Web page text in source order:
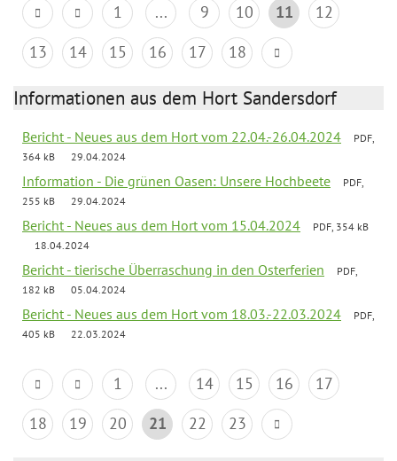
1 ... 9 10 11
12
13
14 15 16 17 18
Informationen aus dem Hort Sandersdorf
Bericht - Neues aus dem Hort vom 22.04.-26.04.2024
PDF,
364 kB
29.04.2024
Information - Die grünen Oasen: Unsere Hochbeete
PDF,
255 kB
29.04.2024
Bericht - Neues aus dem Hort vom 15.04.2024
PDF, 354 kB
18.04.2024
Bericht - tierische Überraschung in den Osterferien
PDF,
182 kB
05.04.2024
Bericht - Neues aus dem Hort vom 18.03.-22.03.2024
PDF,
405 kB
22.03.2024
1 ... 14 15 16
17
18
19 20 21 22 23